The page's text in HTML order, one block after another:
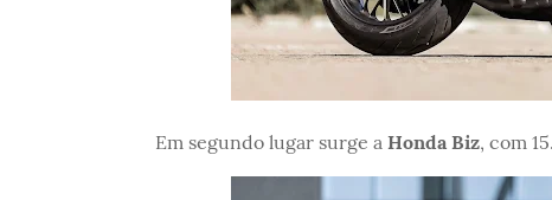
Em segundo lugar surge a Honda Biz, com